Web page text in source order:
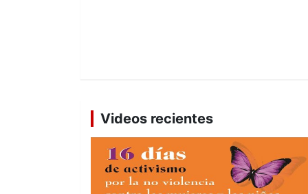
Videos recientes